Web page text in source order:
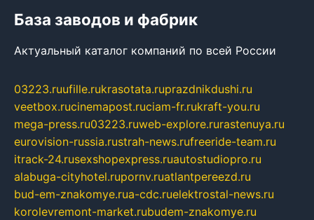
База заводов и фабрик
Актуальный каталог компаний по всей России
03223.ruufille.rukrasotata.ruprazdnikdushi.ru
veetbox.rucinemapost.ruciam-fr.rukraft-you.ru
mega-press.ru03223.ruweb-explore.rurastenuya.ru
eurovision-russia.rustrah-news.rufreeride-team.ru
itrack-24.rusexshopexpress.ruautostudiopro.ru
alabuga-cityhotel.rupornv.ruatlantpereezd.ru
bud-em-znakomye.rua-cdc.ruelektrostal-news.ru
korolevremont-market.rubudem-znakomye.ru